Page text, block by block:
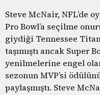
Steve McNair, NFL’de
Pro Bowl’a seçilme
giydiği Tennessee
taşımıştı ancak Super
yenilmelerine engel
sezonun MVP’si
paylaşmıştı. Steve